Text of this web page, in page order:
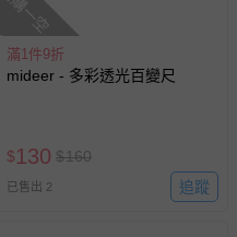
滿1件9折
mideer - 多彩透光百變尺
$130 $160
已售出 2 追蹤